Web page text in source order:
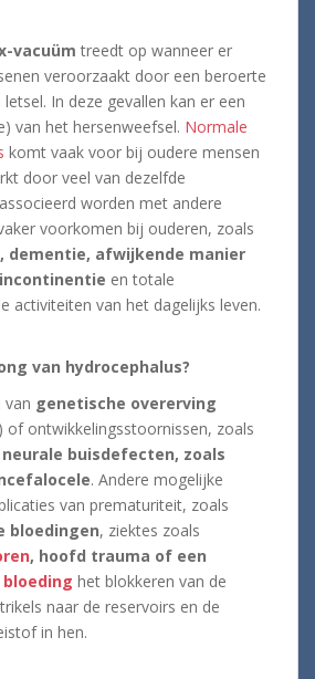
vacuüm treedt op wanneer er
veroorzaakt door een beroerte
In deze gevallen kan er een
van het hersenweefsel. Normale
komt vaak voor bij oudere mensen
door veel van dezelfde
worden met andere
voorkomen bij ouderen, zoals
dementie, afwijkende manier
en totale
activiteiten van het dagelijks leven.
van hydrocephalus?
van genetische overerving
of ontwikkelingsstoornissen, zoals
neurale buisdefecten, zoals
. Andere mogelijke
van prematuriteit, zoals
bloedingen, ziektes zoals
, hoofd trauma of een
het blokkeren van de
naar de reservoirs en de
in hen.